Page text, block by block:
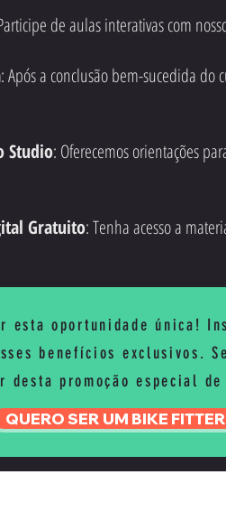
de aulas interativas com
: Após a conclusão bem-sucedida do
Studio: Oferecemos orientações
Gratuito: Tenha acesso a
esta oportunidade única!
benefícios exclusivos.
desta promoção especial de
QUERO SER UM BIKE FITTER